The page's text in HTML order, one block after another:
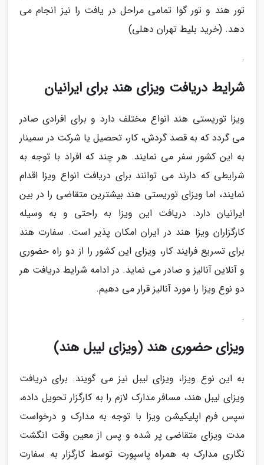
تور هند و تور گوا تمامی مراحل در یافت را نیز انجام می
دهد. (خرید بلیط تهران دهلی)
.
شرایط دریافت ویزای هند برای ایرانیان
ویزا توریستی هند انواع مختلف دارد و برای افرادی صادر
می گردد که به قصد گردش، کار، تحصیل یا شرکت در سمینار
به این کشور سفر می نمایند. هر چند که افراد با توجه به
شرایطی که دارند می توانند برای دریافت انواع ویزا اقدام
نمایند، اما ویزای توریستی هند بیشترین متقاضی را در بین
ایرانیان دارد. دریافت این ویزا به راحتی و به وسیله
کارگزاران ویزا هند در ایران امکان پذیر است. سفارت هند
برای تسریع فرایند کار، ویزای این کشور را از دو راه حضوری
و آنلاین آنالیز و صادر می نماید. در ادامه شرایط دریافت هر
دو نوع ویزا را مورد آنالیز قرار می دهیم.
.
ویزای حضوری هند (ویزای لیبل هند)
به این نوع ویزا، ویزای لیبل نیز می گویند. برای دریافت
ویزای لیبل هند، مسافر مدارک لازم را به کارگزار تحویل داده،
سپس فرم اپلیکیشن ویزا با توجه به مدارک و درخواست
مدت ویزای متقاضی پر شده و پس از معین وقت انگشت
نگاری مدارک به همراه پاسپورت توسط کارگزار به سفارت